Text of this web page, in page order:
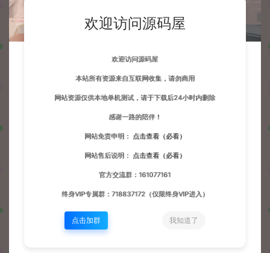
欢迎访问源码屋
欢迎访问源码屋
本站所有资源来自互联网收集，请勿商用
网站资源仅供本地单机测试，请于下载后24小时内删除
感谢一路的陪伴！
网站免责申明： 点击查看（必看）
网站售后说明： 点击查看（必看）
官方交流群：161077161
终身VIP专属群：718837172（仅限终身VIP进入）
点击加群 我知道了